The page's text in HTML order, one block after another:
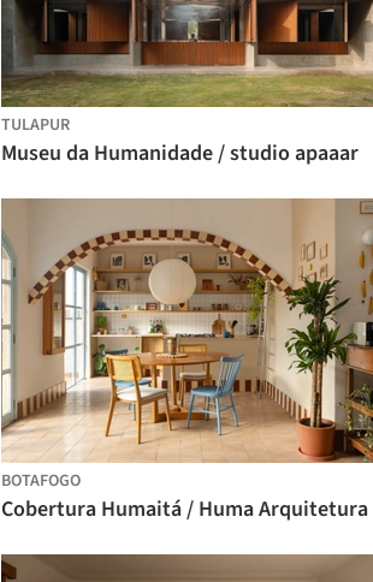
TULAPUR
Museu da Humanidade / studio apaaar
BOTAFOGO
Cobertura Humaitá / Huma Arquitetura